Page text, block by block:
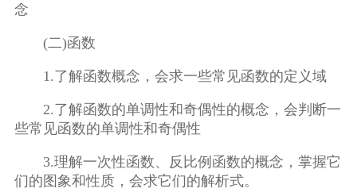
念
(二)函数
1.了解函数概念，会求一些常见函数的定义域
2.了解函数的单调性和奇偶性的概念，会判断一
些常见函数的单调性和奇偶性
3.理解一次性函数、反比例函数的概念，掌握它
们的图象和性质，会求它们的解析式。